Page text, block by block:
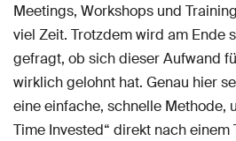
Meetings, Workshops und
viel Zeit. Trotzdem wird am Ende
gefragt, ob sich dieser Aufwand
wirklich gelohnt hat. Genau hier
eine einfache, schnelle Methode,
Time Invested“ direkt nach einem